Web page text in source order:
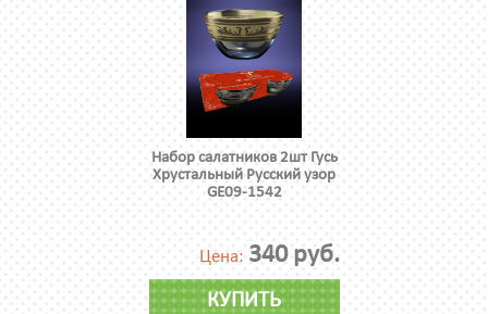
Набор салатников 2шт Гусь
Хрустальный Русский узор
GE09-1542
Цена: 340 руб.
КУПИТЬ